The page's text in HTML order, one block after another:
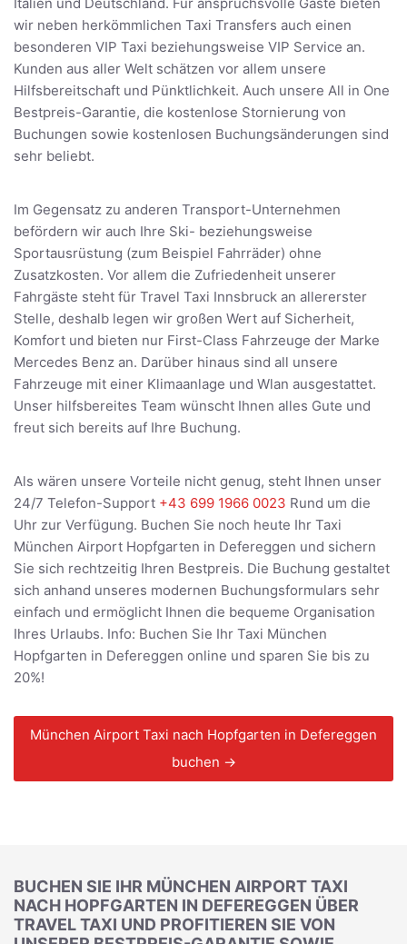
wir neben herkömmlichen Taxi Transfers auch einen
besonderen VIP Taxi beziehungsweise VIP Service an.
Kunden aus aller Welt schätzen vor allem unsere
Hilfsbereitschaft und Pünktlichkeit. Auch unsere All in One
Bestpreis-Garantie, die kostenlose Stornierung von
Buchungen sowie kostenlosen Buchungsänderungen sind
sehr beliebt.
Im Gegensatz zu anderen Transport-Unternehmen
befördern wir auch Ihre Ski- beziehungsweise
Sportausrüstung (zum Beispiel Fahrräder) ohne
Zusatzkosten. Vor allem die Zufriedenheit unserer
Fahrgäste steht für Travel Taxi Innsbruck an allererster
Stelle, deshalb legen wir großen Wert auf Sicherheit,
Komfort und bieten nur First-Class Fahrzeuge der Marke
Mercedes Benz an. Darüber hinaus sind all unsere
Fahrzeuge mit einer Klimaanlage und Wlan ausgestattet.
Unser hilfsbereites Team wünscht Ihnen alles Gute und
freut sich bereits auf Ihre Buchung.
Als wären unsere Vorteile nicht genug, steht Ihnen unser
24/7 Telefon-Support +43 699 1966 0023 Rund um die
Uhr zur Verfügung. Buchen Sie noch heute Ihr Taxi
München Airport Hopfgarten in Defereggen und sichern
Sie sich rechtzeitig Ihren Bestpreis. Die Buchung gestaltet
sich anhand unseres modernen Buchungsformulars sehr
einfach und ermöglicht Ihnen die bequeme Organisation
Ihres Urlaubs. Info: Buchen Sie Ihr Taxi München
Hopfgarten in Defereggen online und sparen Sie bis zu
20%!
München Airport Taxi nach Hopfgarten in Defereggen
buchen →
BUCHEN SIE IHR MÜNCHEN AIRPORT TAXI
NACH HOPFGARTEN IN DEFEREGGEN ÜBER
TRAVEL TAXI UND PROFITIEREN SIE VON